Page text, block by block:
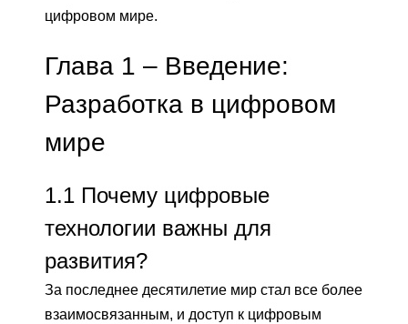
цифровом мире.
Глава 1 – Введение:
Разработка в цифровом
мире
1.1 Почему цифровые
технологии важны для
развития?
За последнее десятилетие мир стал все более
взаимосвязанным, и доступ к цифровым